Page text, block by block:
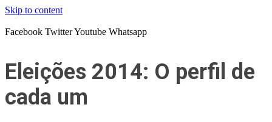
Skip to content
Facebook TwitterYoutube Whatsapp
Eleições 2014: O perfil de
cada um